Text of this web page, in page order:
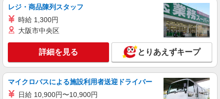
派遣社員
（株）ウィルオブ・ワークCW 松本支店/ms200201
時給1150円 ◆前払い・日払い・週払いOK
長野県松本市
キープ 詳細を見る
派遣社員
レジ・商品陳列スタッフ
時給 1,300円
大阪市中央区
詳細を見る とりあえずキープ
マイクロバスによる施設利用者送迎ドライバー
日給 10,900円〜10,900円